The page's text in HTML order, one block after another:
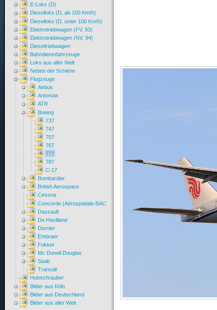
E-Loks (D)
Dieselloks (D, ab 100 Km/h)
Dieselloks (D, unter 100 Km/h)
Elektrotriebwagen (FV, 93)
Elektrotriebwagen (NV, 94)
Dieseltriebwagen
Bahndienstfahrzeuge
Loks aus aller Welt
Neben der Schiene
Flugzeuge
Airbus
Antonow
ATR
Boeing
737
747
757
767
777
787
C-17
Bombardier
British Aerospace
Cessna
Concorde (Aérospatiale-BAC)
Dassault
De Havilland
Dornier
Embraer
Fokker
Mc Donell Douglas
Saab
Transall
Hubschrauber
Bilder aus Köln
Bilder aus Deutschland
Bilder aus aller Welt